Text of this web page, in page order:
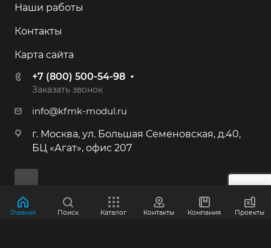
+7 (800) 500-54-98
г. Иркутск, ул. 2-я Батарейная, 53
+7 (800) 500-54-98
40
+7 (495) 646-87-53
г. Краснознаменск, Индустриальная,
д.3
Наши работы
Контакты
Карта сайта
+7 (800) 500-54-98
Заказать звонок
info@kfmk-modul.ru
г. Москва, ул. Большая Семеновская, д.40,
БЦ «Агат», офис 207
Главная Поиск Каталог Контакты Компания Проекты